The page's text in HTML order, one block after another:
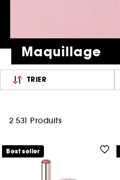
Maquillage
TRIER
2 531 Produits
Best seller